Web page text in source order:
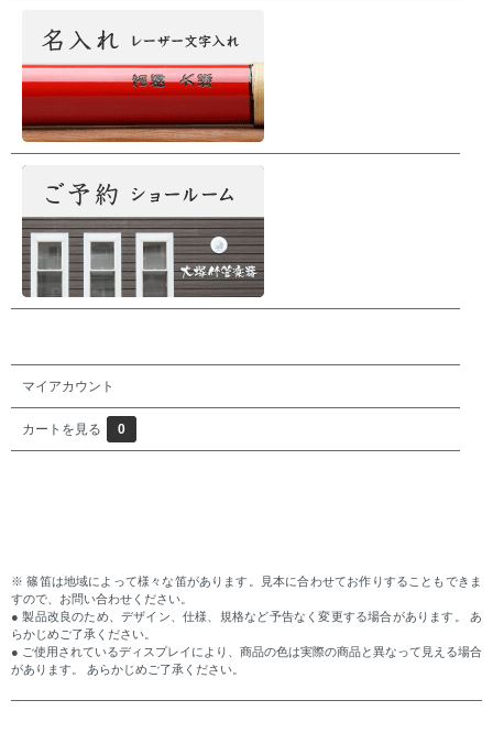
マイアカウント
カートを見る 0
※ 篠笛は地域によって様々な笛があります。見本に合わせてお作りすることもできま
すので、お問い合わせください。
● 製品改良のため、デザイン、仕様、規格など予告なく変更する場合があります。 あ
らかじめご了承ください。
● ご使用されているディスプレイにより、商品の色は実際の商品と異なって見える場合
があります。 あらかじめご了承ください。